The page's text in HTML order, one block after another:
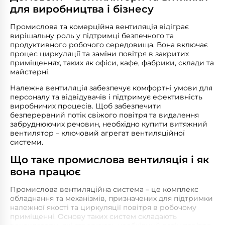
для виробництва і бізнесу
Промислова та комерційна вентиляція відіграє
вирішальну роль у підтримці безпечного та
продуктивного робочого середовища. Вона включає
процес циркуляції та заміни повітря в закритих
приміщеннях, таких як офіси, кафе, фабрики, склади та
майстерні.
Належна вентиляція забезпечує комфортні умови для
персоналу та відвідувачів і підтримує ефективність
виробничих процесів. Щоб забезпечити
безперервний потік свіжого повітря та видалення
забруднюючих речовин, необхідно купити витяжний
вентилятор – ключовий агрегат вентиляційної
системи.
Що таке промислова вентиляція і як
вона працює
Промислова вентиляційна система – це комплекс
обладнання та механізмів, призначених для підтримки
належної якості та циркуляції повітря в робочому
приміщенні. Основу таких систем складають